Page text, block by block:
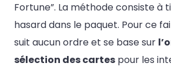
Fortune”. La méthode consiste à
hasard dans le paquet. Pour ce
suit aucun ordre et se base sur
sélection des cartes pour les